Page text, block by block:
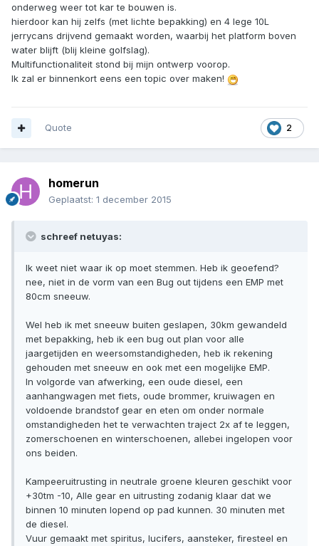
onderweg weer tot kar te bouwen is.
hierdoor kan hij zelfs (met lichte bepakking) en 4 lege 10L
jerrycans drijvend gemaakt worden, waarbij het platform boven
water blijft (blij kleine golfslag).
Multifunctionaliteit stond bij mijn ontwerp voorop.
Ik zal er binnenkort eens een topic over maken!
2
Quote
homerun
Geplaatst: 1 december 2015
schreef netuyas:
Ik weet niet waar ik op moet stemmen. Heb ik geoefend?
nee, niet in de vorm van een Bug out tijdens een EMP met
80cm sneeuw.
Wel heb ik met sneeuw buiten geslapen, 30km gewandeld
met bepakking, heb ik een bug out plan voor alle
jaargetijden en weersomstandigheden, heb ik rekening
gehouden met sneeuw en ook met een mogelijke EMP.
In volgorde van afwerking, een oude diesel, een
aanhangwagen met fiets, oude brommer, kruiwagen en
voldoende brandstof gear en eten om onder normale
omstandigheden het te verwachten traject 2x af te leggen,
zomerschoenen en winterschoenen, allebei ingelopen voor
ons beiden.
Kampeeruitrusting in neutrale groene kleuren geschikt voor
+30tm -10, Alle gear en uitrusting zodanig klaar dat we
binnen 10 minuten lopend op pad kunnen. 30 minuten met
de diesel.
Vuur gemaakt met spiritus, lucifers, aansteker, firesteel en